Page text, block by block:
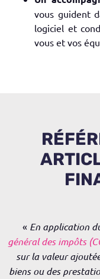
vous guident
logiciel et
vous et vos
« En application
général des impôts
sur la valeur
biens ou des